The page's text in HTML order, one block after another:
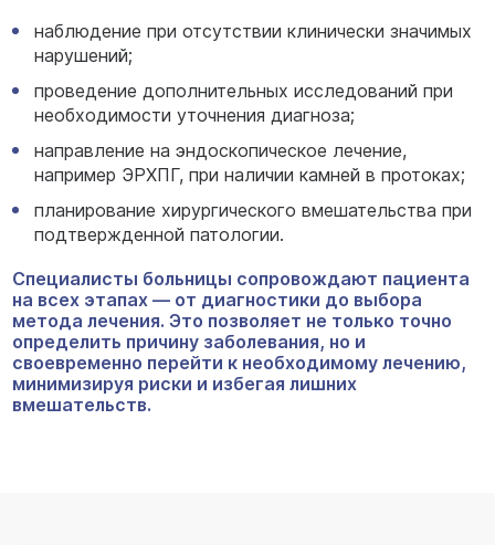
наблюдение при отсутствии клинически значимых
нарушений;
проведение дополнительных исследований при
необходимости уточнения диагноза;
направление на эндоскопическое лечение,
например ЭРХПГ, при наличии камней в протоках;
планирование хирургического вмешательства при
подтвержденной патологии.
Специалисты больницы сопровождают пациента
на всех этапах — от диагностики до выбора
метода лечения. Это позволяет не только точно
определить причину заболевания, но и
своевременно перейти к необходимому лечению,
минимизируя риски и избегая лишних
вмешательств.